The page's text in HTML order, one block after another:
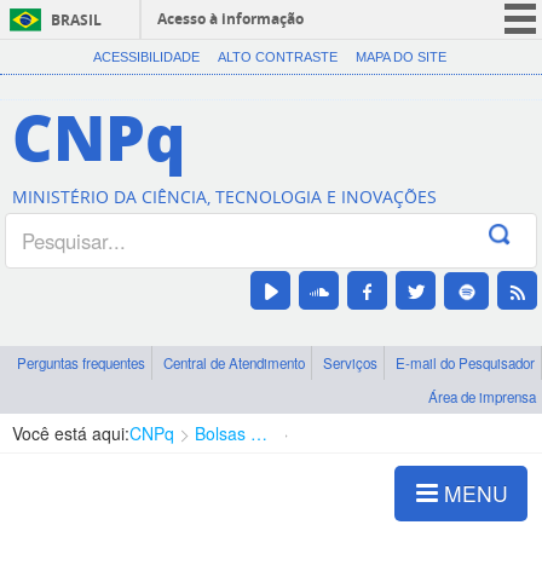
BRASIL
Acesso à informação
CORONAVÍRUS (COVID-19)
Canais
ACESSIBILIDADE ALTO CONTRASTE MAPA DO SITE
CNPq
MINISTÉRIO DA CIÊNCIA, TECNOLOGIA E INOVAÇÕES
Perguntas frequentes Central de Atendimento Serviços
E-mail do Pesquisador
Área de imprensa
Você está aqui:CNPq Bolsas e Auxílios Vigentes
MENU